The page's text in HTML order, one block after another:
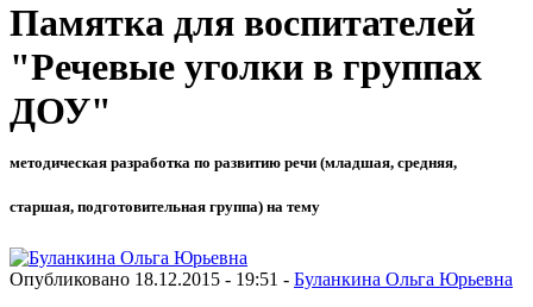
Памятка для воспитателей
"Речевые уголки в группах
ДОУ"
методическая разработка по развитию речи (младшая, средняя,
старшая, подготовительная группа) на тему
Опубликовано 18.12.2015 - 19:51 - Буланкина Ольга Юрьевна